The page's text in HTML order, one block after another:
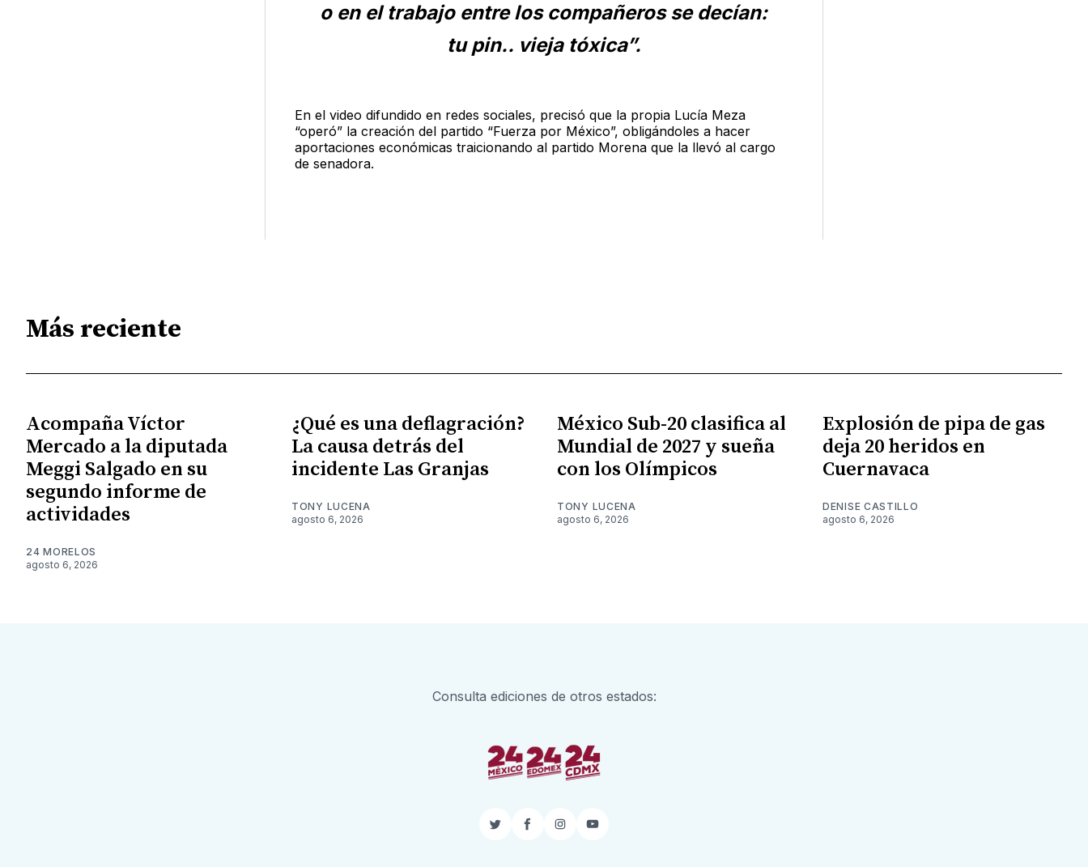
o en el trabajo entre los compañeros se decían:
tu pin.. vieja tóxica”.
En el video difundido en redes sociales, precisó que la propia Lucía Meza
“operó” la creación del partido “Fuerza por México”, obligándoles a hacer
aportaciones económicas traicionando al partido Morena que la llevó al cargo
de senadora.
Más reciente
Acompaña Víctor
Mercado a la diputada
Meggi Salgado en su
segundo informe de
actividades
24 MORELOS
agosto 6, 2026
¿Qué es una deflagración?
La causa detrás del
incidente Las Granjas
TONY LUCENA
agosto 6, 2026
México Sub-20 clasifica al
Mundial de 2027 y sueña
con los Olímpicos
TONY LUCENA
agosto 6, 2026
Explosión de pipa de gas
deja 20 heridos en
Cuernavaca
DENISE CASTILLO
agosto 6, 2026
Consulta ediciones de otros estados:
TwitterFacebook
InstagramYouTube